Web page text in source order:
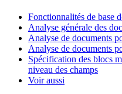
Fonctionnalités de base
Analyse générale des
Analyse de documents
Analyse de documents
Spécification des blocs
niveau des champs
Voir aussi